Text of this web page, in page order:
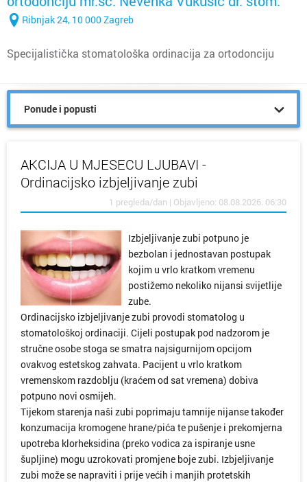
Ribnjak 24, 10 000 Zagreb
Specijalistička stomatološka ordinacija za ortodonciju
Ponude i popusti
AKCIJA U MJESECU LJUBAVI -
Ordinacijsko izbjeljivanje zubi
1 pregleda/dan | Objavljeno: 08.08.2026. 06:30
Izbjeljivanje zubi potpuno je
bezbolan i jednostavan postupak
kojim u vrlo kratkom vremenu
postižemo nekoliko nijansi svijetlije
zube.
Ordinacijsko izbjeljivanje zubi provodi stomatolog u
stomatološkoj ordinaciji. Cijeli postupak pod nadzorom je
stručne osobe stoga se smatra najsigurnijom opcijom
ovakvog estetskog zahvata. Pacijent u vrlo kratkom
vremenskom razdoblju (kraćem od sat vremena) dobiva
potpuno novi osmijeh.
Tijekom starenja naši zubi poprimaju tamnije nijanse također
konzumacija kromogene hrane/pića te pušenje i prekomjerna
upotreba klorheksidina (preko vodica za ispiranje usne
šupljine) mogu uzrokovati promjene boje zubi. Izbjeljivanje
zubi može se napraviti i prije većih i manjih protetskih